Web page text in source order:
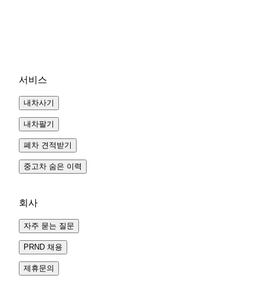
서비스
내차사기
내차팔기
폐차 견적받기
중고차 숨은 이력
회사
자주 묻는 질문
PRND 채용
제휴문의